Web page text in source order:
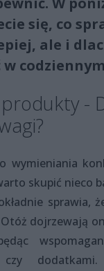
się, co
ale i
-
wymieniania
skupić nieco
sprawia,
dojrzewają
czy